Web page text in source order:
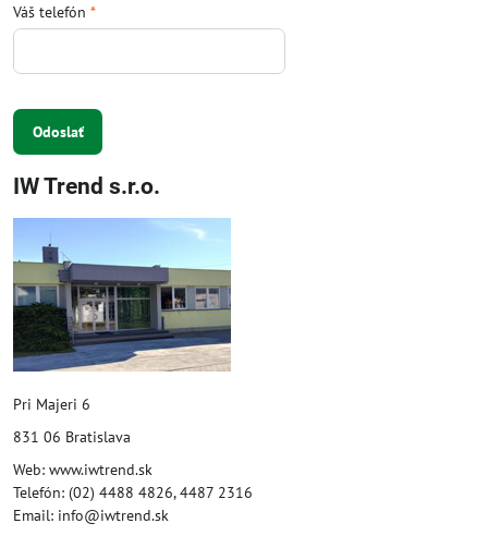
Váš telefón *
Odoslať
IW Trend s.r.o.
Pri Majeri 6
831 06 Bratislava
Web: www.iwtrend.sk
Telefón: (02) 4488 4826, 4487 2316
Email: info@iwtrend.sk